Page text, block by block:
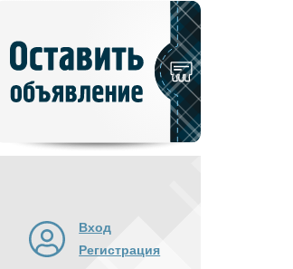
объявление
Вход
Регистрация